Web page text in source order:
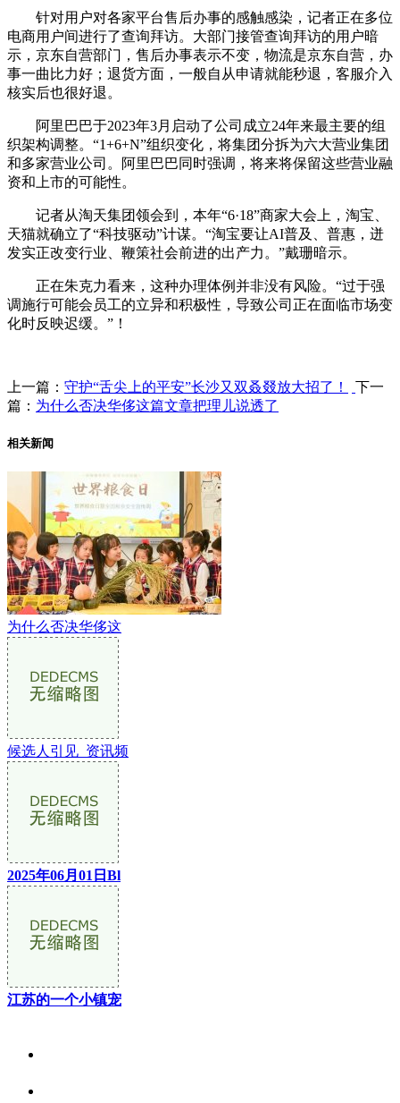
针对用户对各家平台售后办事的感触感染，记者正在多位
电商用户间进行了查询拜访。大部门接管查询拜访的用户暗
示，京东自营部门，售后办事表示不变，物流是京东自营，办
事一曲比力好；退货方面，一般自从申请就能秒退，客服介入
核实后也很好退。
阿里巴巴于2023年3月启动了公司成立24年来最主要的组
织架构调整。“1+6+N”组织变化，将集团分拆为六大营业集团
和多家营业公司。阿里巴巴同时强调，将来将保留这些营业融
资和上市的可能性。
记者从淘天集团领会到，本年“6·18”商家大会上，淘宝、
天猫就确立了“科技驱动”计谋。“淘宝要让AI普及、普惠，迸
发实正改变行业、鞭策社会前进的出产力。”戴珊暗示。
正在朱克力看来，这种办理体例并非没有风险。“过于强
调施行可能会员工的立异和积极性，导致公司正在面临市场变
化时反映迟缓。”！
上一篇： 守护“舌尖上的平安”长沙又双叒叕放大招了！
下一
篇： 为什么否决华侈这篇文章把理儿说透了
相关新闻
为什么否决华侈这
候选人引见_资讯频
2025年06月01日Bl
江苏的一个小镇宠